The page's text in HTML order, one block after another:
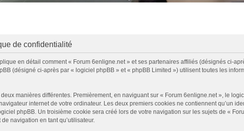
de confidentialité
en détail comment « Forum 6enligne.net » et ses partenaires affiliés (désignés ci-
(désigné ci-après par « logiciel phpBB » et « phpBB Limited ») utilisent toutes les
manières différentes. Premièrement, en naviguant sur « Forum 6enligne.net », le
internet de votre ordinateur. Les deux premiers cookies ne contiennent qu’un
phpBB. Un troisième cookie sera créé lors de votre navigation sur les sujets de «
navigation en tant qu’utilisateur.